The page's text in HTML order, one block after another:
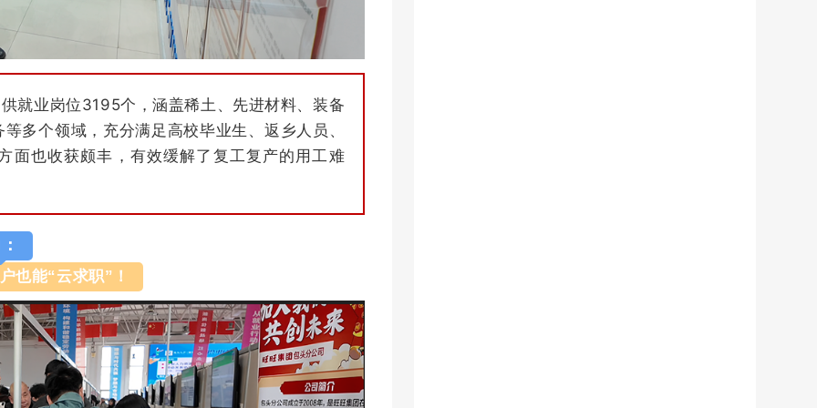
就业岗位3195个，涵盖稀土、先进材料、装备
多个领域，充分满足高校毕业生、返乡人员、
面也收获颇丰，有效缓解了复工复产的用工难
也能“云求职”！